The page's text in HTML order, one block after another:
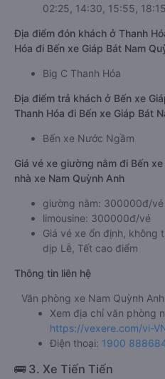
02:25, 14:30, 15:55, 18:15
Địa điểm đón khách ở Thanh
Hóa đi Bến xe Giáp Bát Nam
Big C Thanh Hóa
Địa điểm trả khách ở Bến xe
Thanh Hóa đi Bến xe Giáp Bát
Bến xe Nước Ngầm
Giá vé xe giường nằm đi Bến
nhà xe Nam Quỳnh Anh
giường nằm: 300000đ/vé
limousine: 300000đ/vé
Giá vé xe ổn định, không
dịp Lễ, Tết cao điểm
Thông tin liên hệ
Văn phòng xe Nam Quỳnh
Xem địa chỉ văn phòng
https://vexere.com/vi-
Điện thoại: 1900
🚌 3. Xe Tiến Tiến